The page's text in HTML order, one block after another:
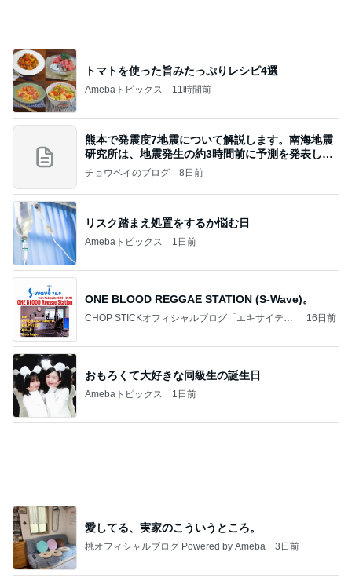
トマトを使った旨みたっぷりレシピ4選
Amebaトピックス 11時間前
熊本で発震度7地震について解説します。南海地震
研究所は、地震発生の約3時間前に予測を発表しま
した
チョウベイのブログ 8日前
リスク踏まえ処置をするか悩む日
Amebaトピックス 1日前
ONE BLOOD REGGAE STATION (S-Wave)。
CHOP STICKオフィシャルブログ「エキサイティ
16日前
おもろくて大好きな同級生の誕生日
Amebaトピックス 1日前
愛してる、実家のこういうところ。
桃オフィシャルブログ Powered by Ameba 3日前